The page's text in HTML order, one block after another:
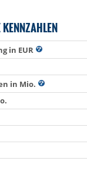
KENNZAHLEN
in EUR
in Mio.